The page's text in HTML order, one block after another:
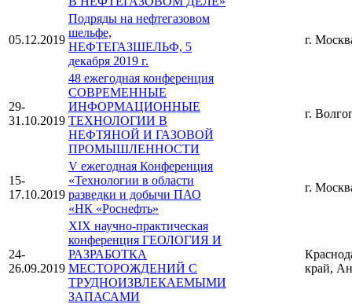
05.12.2019
Подряды на нефтегазовом
шельфе,
НЕФТЕГАЗШЕЛЬФ, 5
декабря 2019 г.
г.
29-
31.10.2019
48 ежегодная конференция
СОВРЕМЕННЫЕ
ИНФОРМАЦИОННЫЕ
ТЕХНОЛОГИИ В
НЕФТЯНОЙ И ГАЗОВОЙ
ПРОМЫШЛЕННОСТИ
г.
15-
17.10.2019
V ежегодная Конференция
«Технологии в области
разведки и добычи ПАО
«НК «Роснефть»
г.
24-
26.09.2019
XIX научно-практическая
конференция ГЕОЛОГИЯ И
РАЗРАБОТКА
МЕСТОРОЖДЕНИЙ С
ТРУДНОИЗВЛЕКАЕМЫМИ
ЗАПАСАМИ
край,